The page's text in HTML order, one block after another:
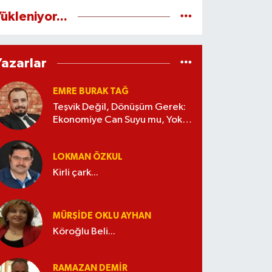
EMRE BURAK TAĞ
Teşvik Değil, Dönüşüm Gerek:
Ekonomiye Can Suyu mu, Yoksa
LOKMAN ÖZKUL
Kirli çark...
MÜRŞIDE OKLU AYHAN
Köroğlu Beli...
RAMAZAN DEMİR